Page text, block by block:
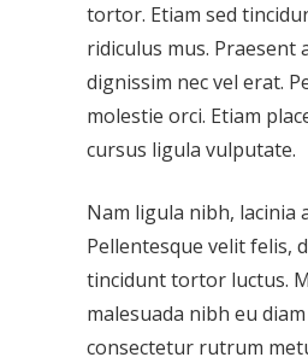
tortor. Etiam sed
ridiculus mus. Praesent
dignissim nec vel erat.
molestie orci. Etiam
cursus ligula vulputate.
Nam ligula nibh, lacinia
Pellentesque velit felis,
tincidunt tortor luctus.
malesuada nibh eu
consectetur rutrum